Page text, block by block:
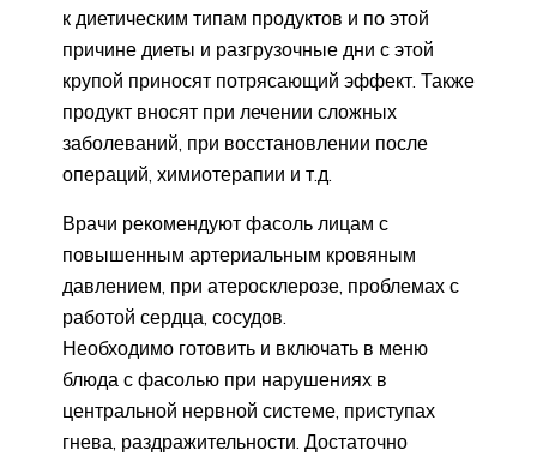
к диетическим типам продуктов и по этой
причине диеты и разгрузочные дни с этой
крупой приносят потрясающий эффект. Также
продукт вносят при лечении сложных
заболеваний, при восстановлении после
операций, химиотерапии и т.д.
Врачи рекомендуют фасоль лицам с
повышенным артериальным кровяным
давлением, при атеросклерозе, проблемах с
работой сердца, сосудов.
Необходимо готовить и включать в меню
блюда с фасолью при нарушениях в
центральной нервной системе, приступах
гнева, раздражительности. Достаточно